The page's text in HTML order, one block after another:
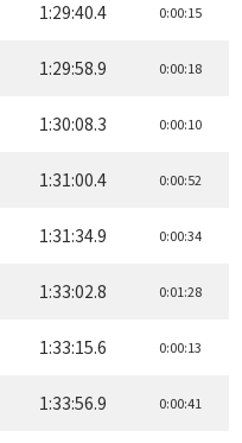
1:29:40.4 0:00:15
1:29:58.9 0:00:18
1:30:08.3 0:00:10
1:31:00.4 0:00:52
1:31:34.9 0:00:34
1:33:02.8 0:01:28
1:33:15.6 0:00:13
1:33:56.9 0:00:41